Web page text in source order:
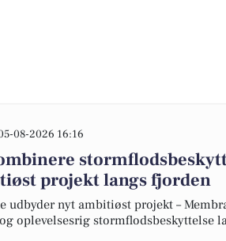
08-2026 16:16
projekt langs fjorden
udbyder nyt ambitiøst projekt –
oplevelsesrig stormflodsbeskyttelse